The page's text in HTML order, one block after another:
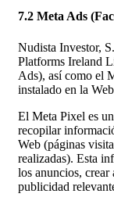
7.2 Meta Ads
Nudista Investor,
Platforms Ireland
Ads), así como el
instalado en la
El Meta Pixel es
recopilar
Web (páginas
realizadas). Esta
los anuncios, crear
publicidad